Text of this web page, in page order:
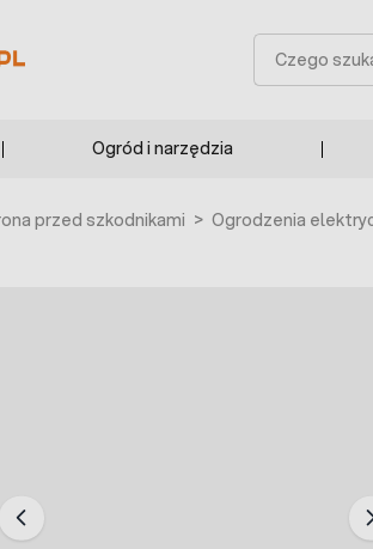
Szukaj
Ogród i narzędzia
przed szkodnikami > Ogrodzenia